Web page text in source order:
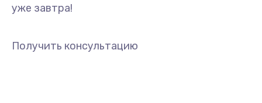
уже завтра!
Получить консультацию